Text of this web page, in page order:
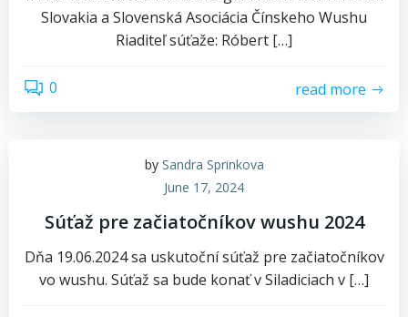
Slovakia a Slovenská Asociácia Čínskeho Wushu
Riaditeľ súťaže: Róbert […]
0 read more
by Sandra Sprinkova
June 17, 2024
Súťaž pre začiatočníkov wushu 2024
Dňa 19.06.2024 sa uskutoční súťaž pre začiatočníkov
vo wushu. Súťaž sa bude konať v Siladiciach v […]